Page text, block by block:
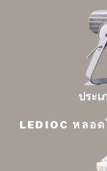
ประเ
LEDIOC หลอ